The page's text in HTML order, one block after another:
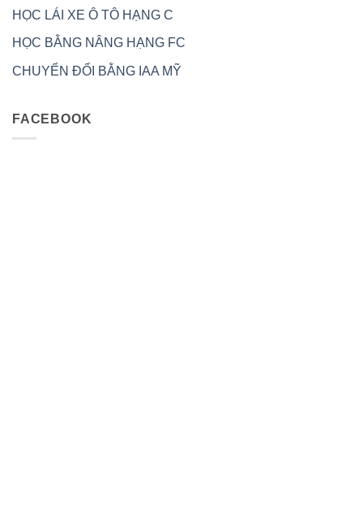
HỌC LÁI XE Ô TÔ HẠNG C
HỌC BẰNG NÂNG HẠNG FC
CHUYỂN ĐỔI BẰNG IAA MỸ
FACEBOOK